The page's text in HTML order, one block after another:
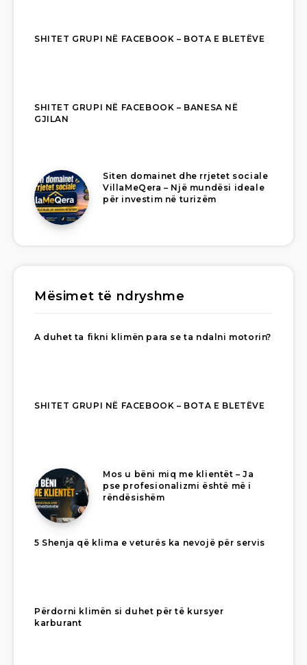
SHITET GRUPI NË FACEBOOK – BOTA E BLETËVE
SHITET GRUPI NË FACEBOOK – BANESA NË
GJILAN
Siten domainet dhe rrjetet sociale
VillaMeQera – Një mundësi ideale
për investim në turizëm
Mësimet të ndryshme
A duhet ta fikni klimën para se ta ndalni motorin?
SHITET GRUPI NË FACEBOOK – BOTA E BLETËVE
Mos u bëni miq me klientët – Ja
pse profesionalizmi është më i
rëndësishëm
5 Shenja që klima e veturës ka nevojë për servis
Përdorni klimën si duhet për të kursyer
karburant